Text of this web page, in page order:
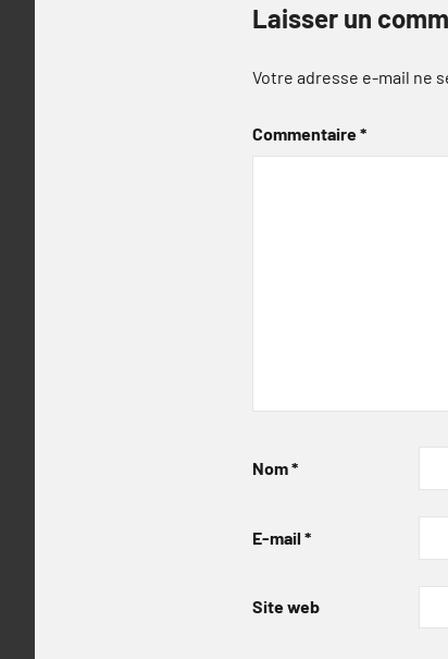
Laisser un
Votre adresse e-mail ne
Commentaire*
Nom*
E-mail *
Site web